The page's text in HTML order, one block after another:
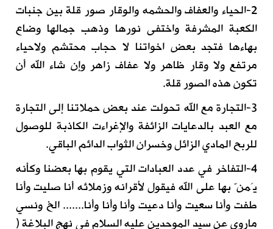
2-الحياء والعفاف والحشمه والوقار صور قلة بين جنبات
الكعبة المشرفة واختفى نورها وذهب جمالها وضاع
بهاءها فتجد بعض اخواتنا لا حجاب محتشم ولاحياء
مرتفع ولا وقار ظاهر ولا عفاف زاهر وإن شاء الله أن
تكون هذه الصور قلة.
3-التجارة مع الله تحولت عند بعض حملاتنا إلى التجارة
مع العبد بالدعايات الزائفة والإغراءت الكاذبة للوصول
للربح المادي الزائل وخسران الثواب الدائم الباقي.
4-التفاخر في عدد العبادات التي يقوم بها بعضنا وكأنه
يَمنّ بها على الله فيقول لأقرانه وزملائه أنا صليت وأنا
طفت وأنا سعيت وأنا دعيت وأنا وأنا وأنا....... الخ ونسي
ماروي عن سيد الموحدين عليه السلام في نهج البلاغة (